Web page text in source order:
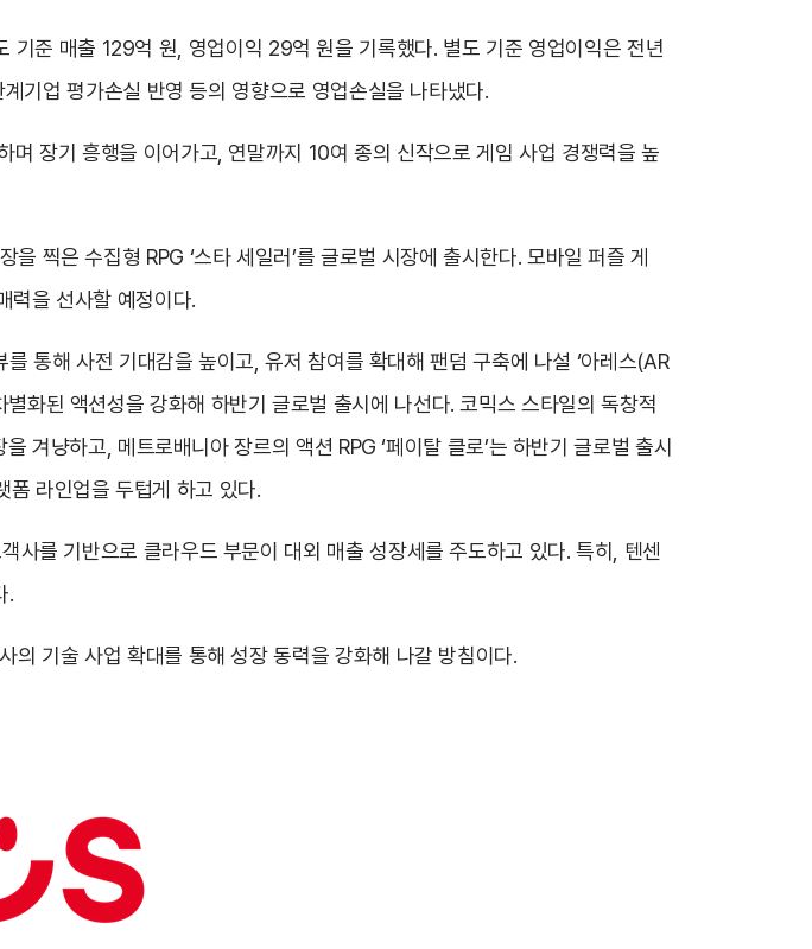
준 매출 129억 원, 영업이익 29억 원을 기록했다. 별도 기준 영업이익은 전년
기업 평가손실 반영 등의 영향으로 영업손실을 나타냈다.
며 장기 흥행을 이어가고, 연말까지 10여 종의 신작으로 게임 사업 경쟁력을 높
찍은 수집형 RPG ‘스타 세일러’를 글로벌 시장에 출시한다. 모바일 퍼즐 게
력을 선사할 예정이다.
통해 사전 기대감을 높이고, 유저 참여를 확대해 팬덤 구축에 나설 ‘아레스(AR
화된 액션성을 강화해 하반기 글로벌 출시에 나선다. 코믹스 스타일의 독창적
겨냥하고, 메트로배니아 장르의 액션 RPG ‘페이탈 클로’는 하반기 글로벌 출시
폼 라인업을 두텁게 하고 있다.
사를 기반으로 클라우드 부문이 대외 매출 성장세를 주도하고 있다. 특히, 텐센
.
의 기술 사업 확대를 통해 성장 동력을 강화해 나갈 방침이다.